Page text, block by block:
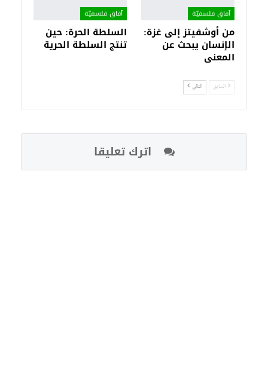
آفاق فلسفيّة‎
من أوشفيتز إلى غزة:
الإنسان يبحث عن
المعنى
آفاق فلسفيّة‎
السلطة الحرة: حين
تنتج السلطة الحرية
السابق التالي
اترك تعليقا